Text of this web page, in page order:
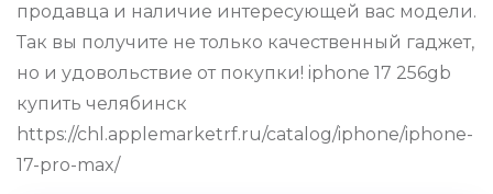
продавца и наличие интересующей вас модели.
Так вы получите не только качественный гаджет,
но и удовольствие от покупки! iphone 17 256gb
купить челябинск
https://chl.applemarketrf.ru/catalog/iphone/iphone-
17-pro-max/